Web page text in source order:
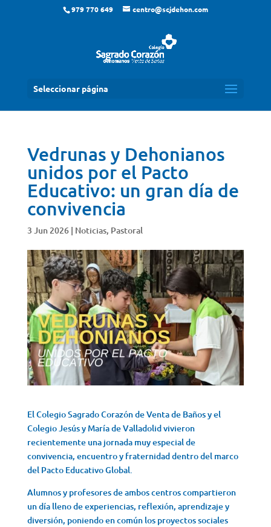
979 770 649 centro@scjdehon.com
Seleccionar página
Vedrunas y Dehonianos
unidos por el Pacto
Educativo: un gran día de
convivencia
3 Jun 2026| Noticias, Pastoral
El Colegio Sagrado Corazón de Venta de Baños y el
Colegio Jesús y María de Valladolid vivieron
recientemente una jornada muy especial de
convivencia, encuentro y fraternidad dentro del marco
del Pacto Educativo Global.
Alumnos y profesores de ambos centros compartieron
un día lleno de experiencias, reflexión, aprendizaje y
diversión, poniendo en común los proyectos sociales